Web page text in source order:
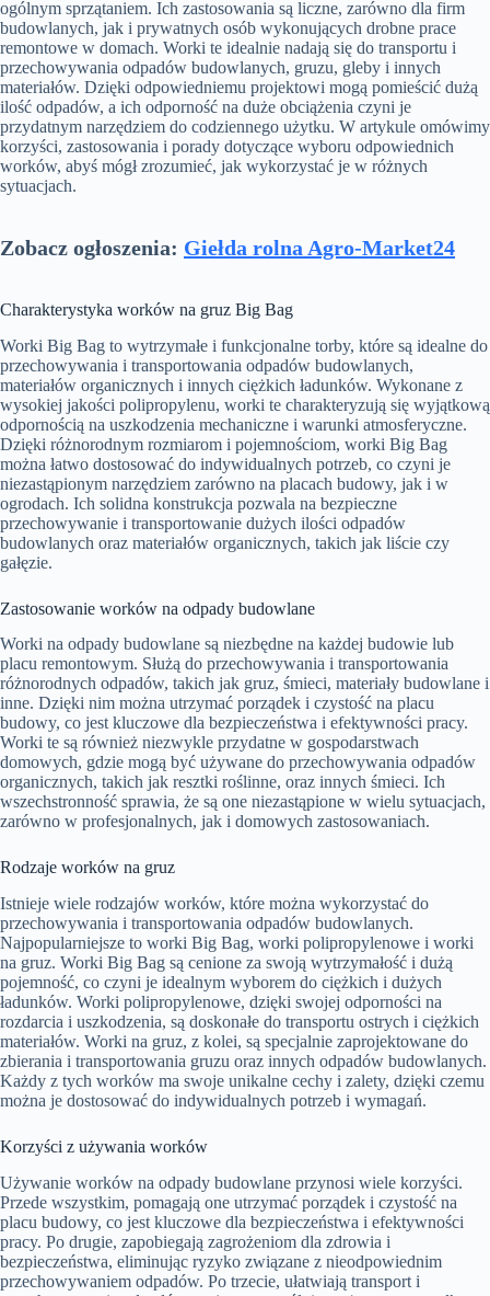
ogólnym sprzątaniem. Ich zastosowania są liczne, zarówno dla firm
budowlanych, jak i prywatnych osób wykonujących drobne prace
remontowe w domach. Worki te idealnie nadają się do transportu i
przechowywania odpadów budowlanych, gruzu, gleby i innych
materiałów. Dzięki odpowiedniemu projektowi mogą pomieścić dużą
ilość odpadów, a ich odporność na duże obciążenia czyni je
przydatnym narzędziem do codziennego użytku. W artykule omówimy
korzyści, zastosowania i porady dotyczące wyboru odpowiednich
worków, abyś mógł zrozumieć, jak wykorzystać je w różnych
sytuacjach.
Zobacz ogłoszenia: Giełda rolna Agro-Market24
Charakterystyka worków na gruz Big Bag
Worki Big Bag to wytrzymałe i funkcjonalne torby, które są idealne do
przechowywania i transportowania odpadów budowlanych,
materiałów organicznych i innych ciężkich ładunków. Wykonane z
wysokiej jakości polipropylenu, worki te charakteryzują się wyjątkową
odpornością na uszkodzenia mechaniczne i warunki atmosferyczne.
Dzięki różnorodnym rozmiarom i pojemnościom, worki Big Bag
można łatwo dostosować do indywidualnych potrzeb, co czyni je
niezastąpionym narzędziem zarówno na placach budowy, jak i w
ogrodach. Ich solidna konstrukcja pozwala na bezpieczne
przechowywanie i transportowanie dużych ilości odpadów
budowlanych oraz materiałów organicznych, takich jak liście czy
gałęzie.
Zastosowanie worków na odpady budowlane
Worki na odpady budowlane są niezbędne na każdej budowie lub
placu remontowym. Służą do przechowywania i transportowania
różnorodnych odpadów, takich jak gruz, śmieci, materiały budowlane i
inne. Dzięki nim można utrzymać porządek i czystość na placu
budowy, co jest kluczowe dla bezpieczeństwa i efektywności pracy.
Worki te są również niezwykle przydatne w gospodarstwach
domowych, gdzie mogą być używane do przechowywania odpadów
organicznych, takich jak resztki roślinne, oraz innych śmieci. Ich
wszechstronność sprawia, że są one niezastąpione w wielu sytuacjach,
zarówno w profesjonalnych, jak i domowych zastosowaniach.
Rodzaje worków na gruz
Istnieje wiele rodzajów worków, które można wykorzystać do
przechowywania i transportowania odpadów budowlanych.
Najpopularniejsze to worki Big Bag, worki polipropylenowe i worki
na gruz. Worki Big Bag są cenione za swoją wytrzymałość i dużą
pojemność, co czyni je idealnym wyborem do ciężkich i dużych
ładunków. Worki polipropylenowe, dzięki swojej odporności na
rozdarcia i uszkodzenia, są doskonałe do transportu ostrych i ciężkich
materiałów. Worki na gruz, z kolei, są specjalnie zaprojektowane do
zbierania i transportowania gruzu oraz innych odpadów budowlanych.
Każdy z tych worków ma swoje unikalne cechy i zalety, dzięki czemu
można je dostosować do indywidualnych potrzeb i wymagań.
Korzyści z używania worków
Używanie worków na odpady budowlane przynosi wiele korzyści.
Przede wszystkim, pomagają one utrzymać porządek i czystość na
placu budowy, co jest kluczowe dla bezpieczeństwa i efektywności
pracy. Po drugie, zapobiegają zagrożeniom dla zdrowia i
bezpieczeństwa, eliminując ryzyko związane z nieodpowiednim
przechowywaniem odpadów. Po trzecie, ułatwiają transport i